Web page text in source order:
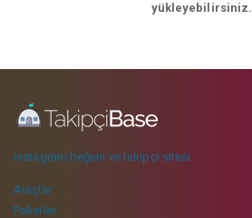
yükleyebilirsiniz.
instagram beğeni ve takipçi sitesi
Araçlar
Paketler